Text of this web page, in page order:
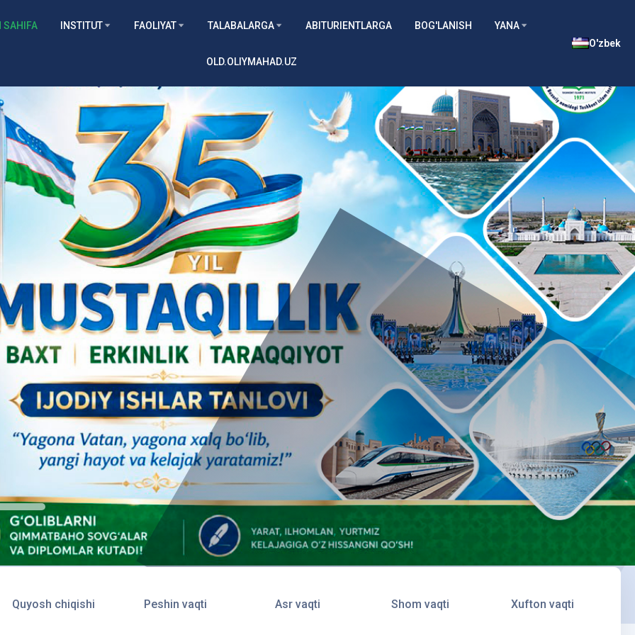
SAHIFA INSTITUT FAOLIYAT TALABALARGA ABITURIENTLARGA BOG'LANISH YANA
OLD.OLIYMAHAD.UZ
O'zbek
Quyosh chiqishi Peshin vaqti Asr vaqti Shom vaqti Xufton vaqti